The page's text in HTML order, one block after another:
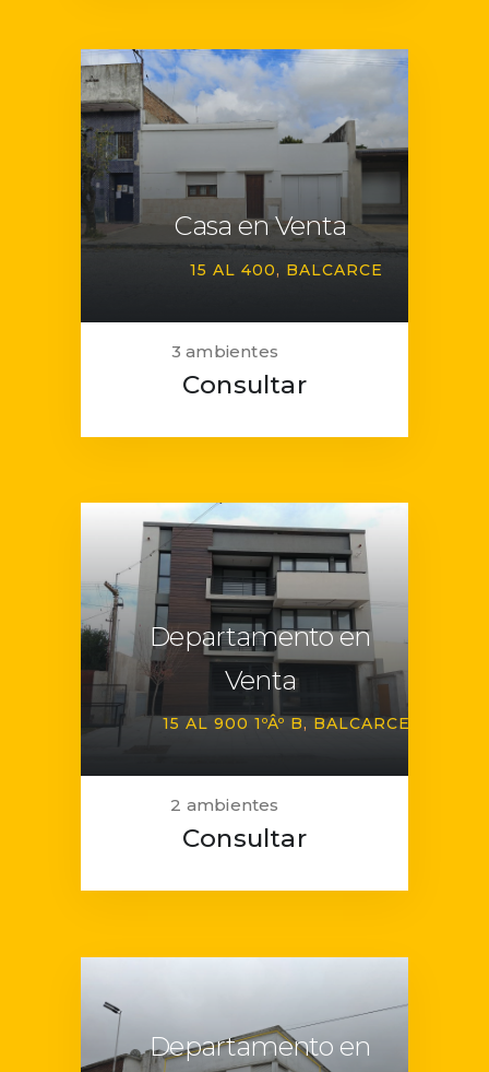
Casa en Venta
15 AL 400 BALCARCE
3 ambientes
Consultar
Departamento en
Venta
15 AL 900 1ºÂº B BALCARCE
2 ambientes
Consultar
Departamento en